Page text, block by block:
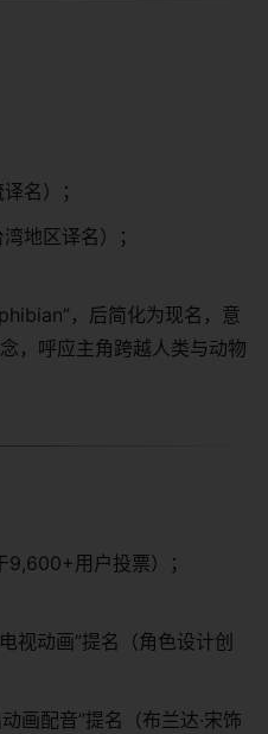
名）；
湾地区译名）；
，后简化为现名，意
，呼应主角跨越人类与动物
9,600+用户投票）；
视动画”提名（角色设计创
画配音”提名（布兰达·宋饰